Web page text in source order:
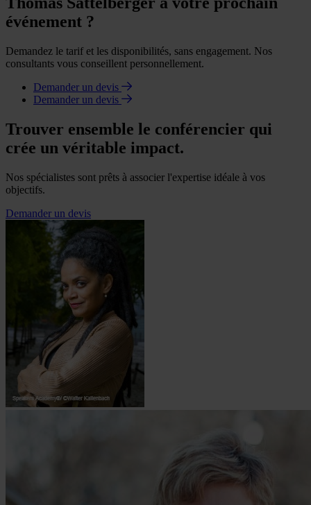
événement ?
Demandez le tarif et les disponibilités, sans engagement. Nos
consultants vous conseillent personnellement.
Demander un devis
Demander un devis
Trouver ensemble le conférencier qui
crée un véritable impact.
Nos spécialistes sont prêts à associer l'expertise idéale à vos
objectifs.
Demander un devis